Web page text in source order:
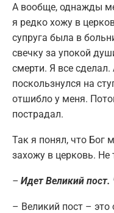
А вообще, однажды
я редко хожу в
супруга была в
свечку за упокой
смерти. Я все
поскользнулся на
отшибло у меня.
пострадал.
Так я понял, что Бог
захожу в церковь. Не
– Идет Великий пост.
– Великий пост –